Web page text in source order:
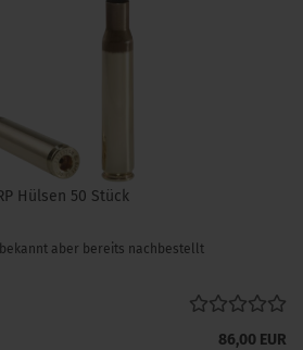
Hülsen 50 Stück
aber bereits nachbestellt
86,00 EUR